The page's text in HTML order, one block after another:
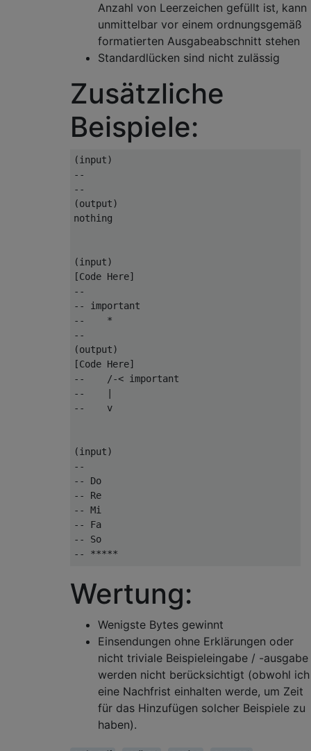
Anzahl von Leerzeichen gefüllt ist, kann
unmittelbar vor einem ordnungsgemäß
formatierten Ausgabeabschnitt stehen
Standardlücken sind nicht zulässig
Zusätzliche
Beispiele:
(input)
--
--
(output)
nothing
(input)
[Code Here]
--
-- important
--    *
--
(output)
[Code Here]
--    /-< important
--    |
--    v
(input)
--
-- Do
-- Re
-- Mi
-- Fa
-- So
-- *****
(output)
-- /-----< Do
-- ||/---< Mi
-- |||/--< Fa
-- ||||/-< So
-- |||||
Wertung:
Wenigste Bytes gewinnt
Einsendungen ohne Erklärungen oder
nicht triviale Beispieleingabe / -ausgabe
werden nicht berücksichtigt (obwohl ich
eine Nachfrist einhalten werde, um Zeit
für das Hinzufügen solcher Beispiele zu
haben).